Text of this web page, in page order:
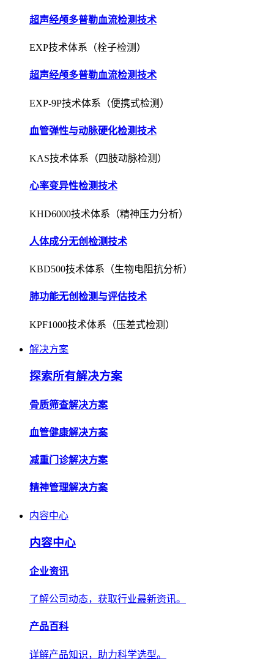
超声经颅多普勒血流检测技术
EXP技术体系（栓子检测）
超声经颅多普勒血流检测技术
EXP-9P技术体系（便携式检测）
血管弹性与动脉硬化检测技术
KAS技术体系（四肢动脉检测）
心率变异性检测技术
KHD6000技术体系（精神压力分析）
人体成分无创检测技术
KBD500技术体系（生物电阻抗分析）
肺功能无创检测与评估技术
KPF1000技术体系（压差式检测）
解决方案
探索所有解决方案
骨质筛查解决方案
血管健康解决方案
减重门诊解决方案
精神管理解决方案
内容中心
内容中心
企业资讯
了解公司动态，获取行业最新资讯。
产品百科
详解产品知识，助力科学选型。